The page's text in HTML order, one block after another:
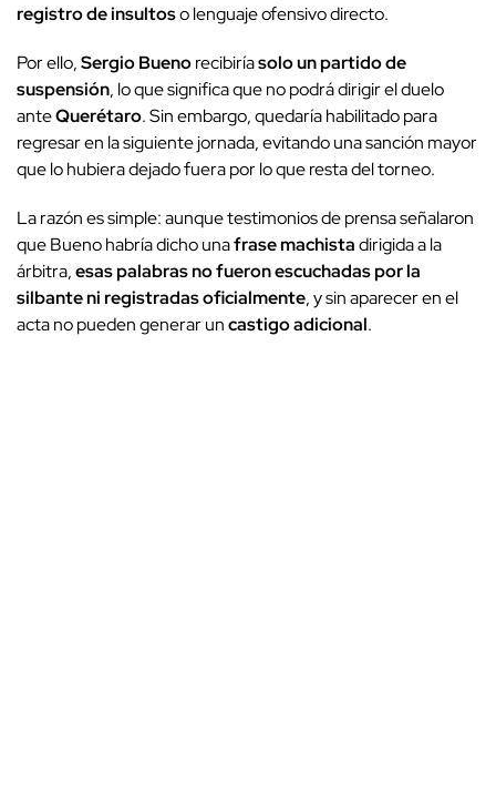
registro de insultoso lenguaje ofensivo directo.
Por ello,Sergio Buenorecibiríasolo un partido de
suspensión, lo que significa que no podrá dirigir el duelo
anteQuerétaro. Sin embargo, quedaría habilitado para
regresar en la siguiente jornada, evitando una sanción mayor
que lo hubiera dejado fuera por lo que resta del torneo.
La razón es simple: aunque testimonios de prensa señalaron
que Bueno habría dicho unafrase machistadirigida a la
árbitra,esas palabras no fueron escuchadas por la
silbante ni registradas oficialmente, y sin aparecer en el
acta no pueden generar uncastigo adicional.